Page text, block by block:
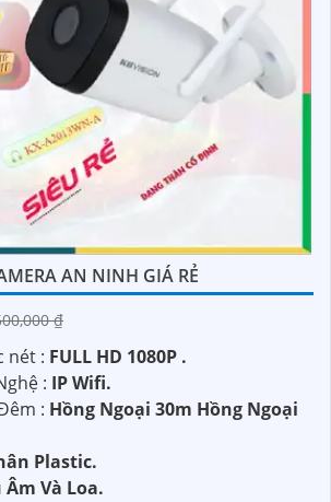
AN NINH GIÁ RẺ
₫
nét : FULL HD 1080P .
: IP Wifi.
: Hồng Ngoại 30m Hồng Ngoại
Plastic.
Âm Và Loa.